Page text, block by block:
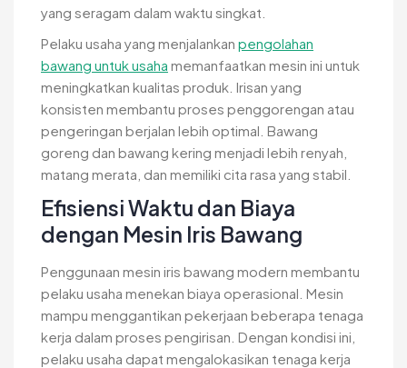
yang seragam dalam waktu singkat.
Pelaku usaha yang menjalankan pengolahan
bawang untuk usaha memanfaatkan mesin ini untuk
meningkatkan kualitas produk. Irisan yang
konsisten membantu proses penggorengan atau
pengeringan berjalan lebih optimal. Bawang
goreng dan bawang kering menjadi lebih renyah,
matang merata, dan memiliki cita rasa yang stabil.
Efisiensi Waktu dan Biaya
dengan Mesin Iris Bawang
Penggunaan mesin iris bawang modern membantu
pelaku usaha menekan biaya operasional. Mesin
mampu menggantikan pekerjaan beberapa tenaga
kerja dalam proses pengirisan. Dengan kondisi ini,
pelaku usaha dapat mengalokasikan tenaga kerja